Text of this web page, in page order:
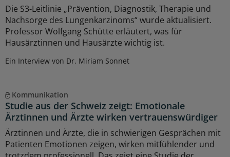
Die S3-Leitlinie „Prävention, Diagnostik, Therapie und
Nachsorge des Lungenkarzinoms“ wurde aktualisiert.
Professor Wolfgang Schütte erläutert, was für
Hausärztinnen und Hausärzte wichtig ist.
Ein Interview von Dr. Miriam Sonnet
Kommunikation
Studie aus der Schweiz zeigt: Emotionale
Ärztinnen und Ärzte wirken vertrauenswürdiger
Ärztinnen und Ärzte, die in schwierigen Gesprächen mit
Patienten Emotionen zeigen, wirken mitfühlender und